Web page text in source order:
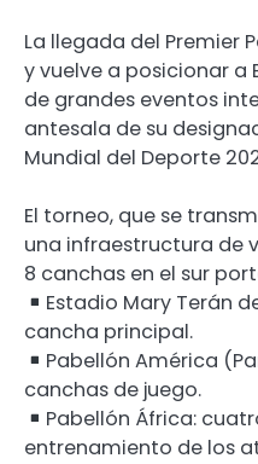
La llegada del Premier
y vuelve a posicionar a
de grandes eventos
antesala de su
Mundial del Deporte
El torneo, que se
una infraestructura de
8 canchas en el sur
Estadio Mary Terán
cancha principal.
Pabellón América
canchas de juego.
Pabellón África:
entrenamiento de los